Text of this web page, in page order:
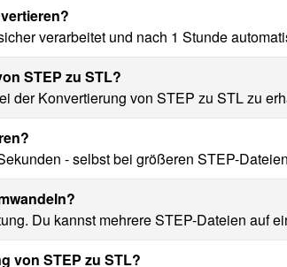
verarbeitet und nach 1 Stunde
STEP zu STL?
der Konvertierung von STEP zu STL zu
- selbst bei größeren STEP-
Du kannst mehrere STEP-Dateien auf
von STEP zu STL?